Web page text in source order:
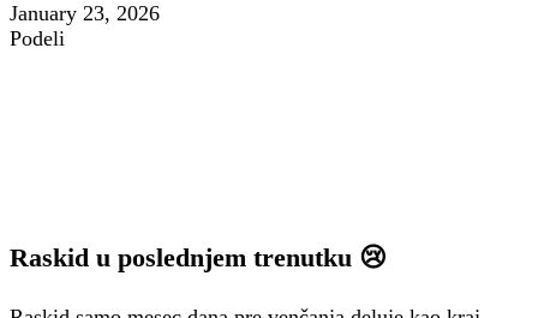
January 23, 2026
Podeli
Raskid u poslednjem trenutku 😢